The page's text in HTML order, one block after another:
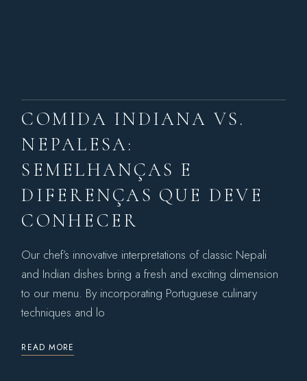
COMIDA INDIANA VS.
NEPALESA:
SEMELHANÇAS E
DIFERENÇAS QUE DEVE
CONHECER
Our chef’s innovative interpretations of classic Nepali
and Indian dishes bring a fresh and exciting dimension
to our menu. By incorporating Portuguese culinary
techniques and lo
READ MORE